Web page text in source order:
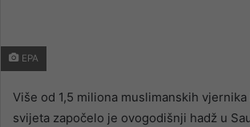
EPA
Više od 1,5 miliona muslimanskih
svijeta započelo je ovogodišnji hadž u